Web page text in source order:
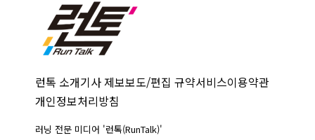
런톡 소개기사 제보보도/편집 규약서비스이용약관
개인정보처리방침
러닝 전문 미디어 '런톡(RunTalk)'